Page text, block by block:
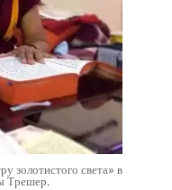
золотистого света» в
Трешер.